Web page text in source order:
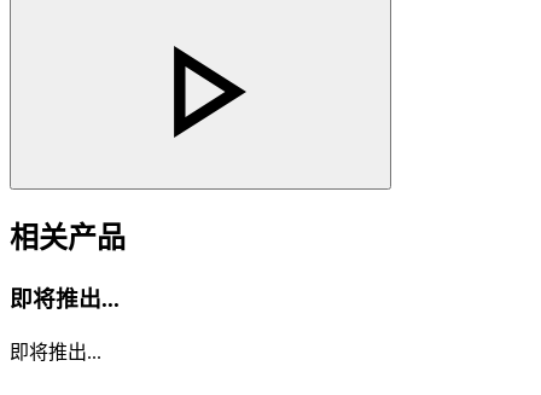
相关产品
即将推出...
即将推出...